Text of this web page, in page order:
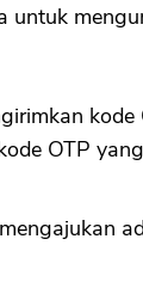
untuk
kode
OTP